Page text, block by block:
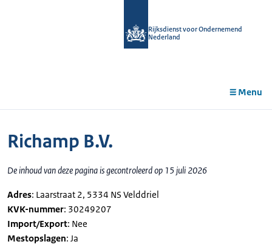
Rijksdienst voor Ondernemend
Nederland
Menu
Richamp B.V.
De inhoud van deze pagina is gecontroleerd op 15 juli 2026
Adres: Laarstraat 2, 5334 NS Velddriel
KVK-nummer: 30249207
Import/Export: Nee
Mestopslagen: Ja